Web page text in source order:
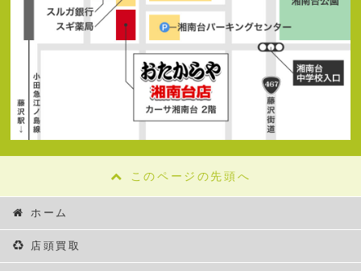
このページの先頭へ
ホーム
店頭買取